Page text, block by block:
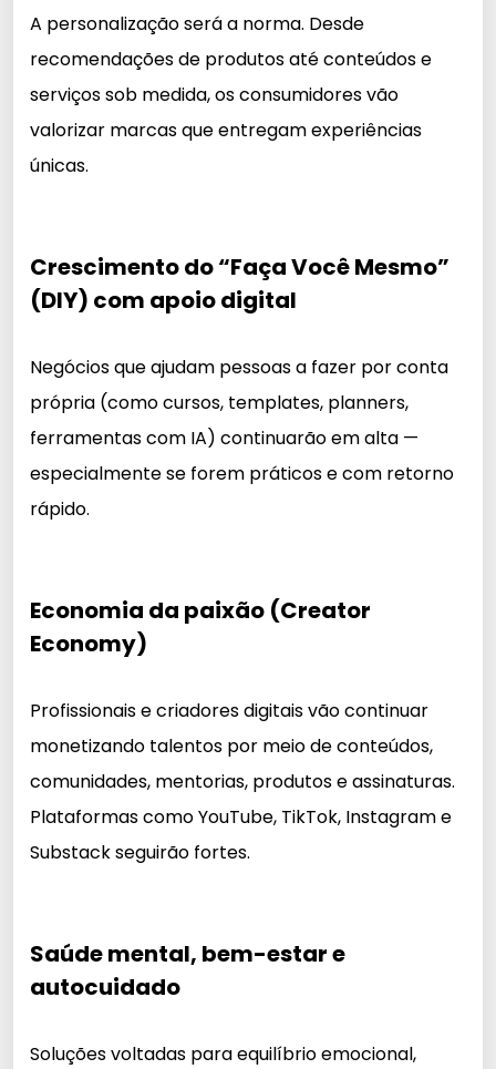
A personalização será a norma. Desde
recomendações de produtos até conteúdos e
serviços sob medida, os consumidores vão
valorizar marcas que entregam experiências
únicas.
Crescimento do “Faça Você Mesmo”
(DIY) com apoio digital
Negócios que ajudam pessoas a fazer por conta
própria (como cursos, templates, planners,
ferramentas com IA) continuarão em alta —
especialmente se forem práticos e com retorno
rápido.
Economia da paixão (Creator
Economy)
Profissionais e criadores digitais vão continuar
monetizando talentos por meio de conteúdos,
comunidades, mentorias, produtos e assinaturas.
Plataformas como YouTube, TikTok, Instagram e
Substack seguirão fortes.
Saúde mental, bem-estar e
autocuidado
Soluções voltadas para equilíbrio emocional,